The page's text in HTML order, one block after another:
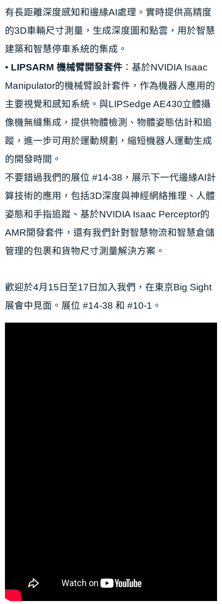
有長距離深度感知和邊緣AI處理。實時提供高精度
的3D車輛尺寸測量，生成深度圖和點雲，用於智慧
建築和智慧停車系統的集成。
• LIPSARM 機械臂開發套件 ：基於NVIDIA Isaac
Manipulator的機械臂設計套件，作為機器人應用的
主要視覺和感知系統。與LIPSedge AE430立體攝
像機無縫集成，提供物體檢測、物體姿態估計和追
蹤，進一步可用於運動規劃，縮短機器人運動生成
的開發時間。
不要錯過我們的展位 #14-38，展示下一代邊緣AI計
算技術的應用，包括3D深度與神經網絡推理、人體
姿態和手指追蹤、基於NVIDIA Isaac Perceptor的
AMR開發套件，還有我們針對智慧物流和智慧倉儲
管理的包裹和貨物尺寸測量解決方案。
歡迎於4月15日至17日加入我們，在東京Big Sight
展會中見面。展位 #14-38 和 #10-1。